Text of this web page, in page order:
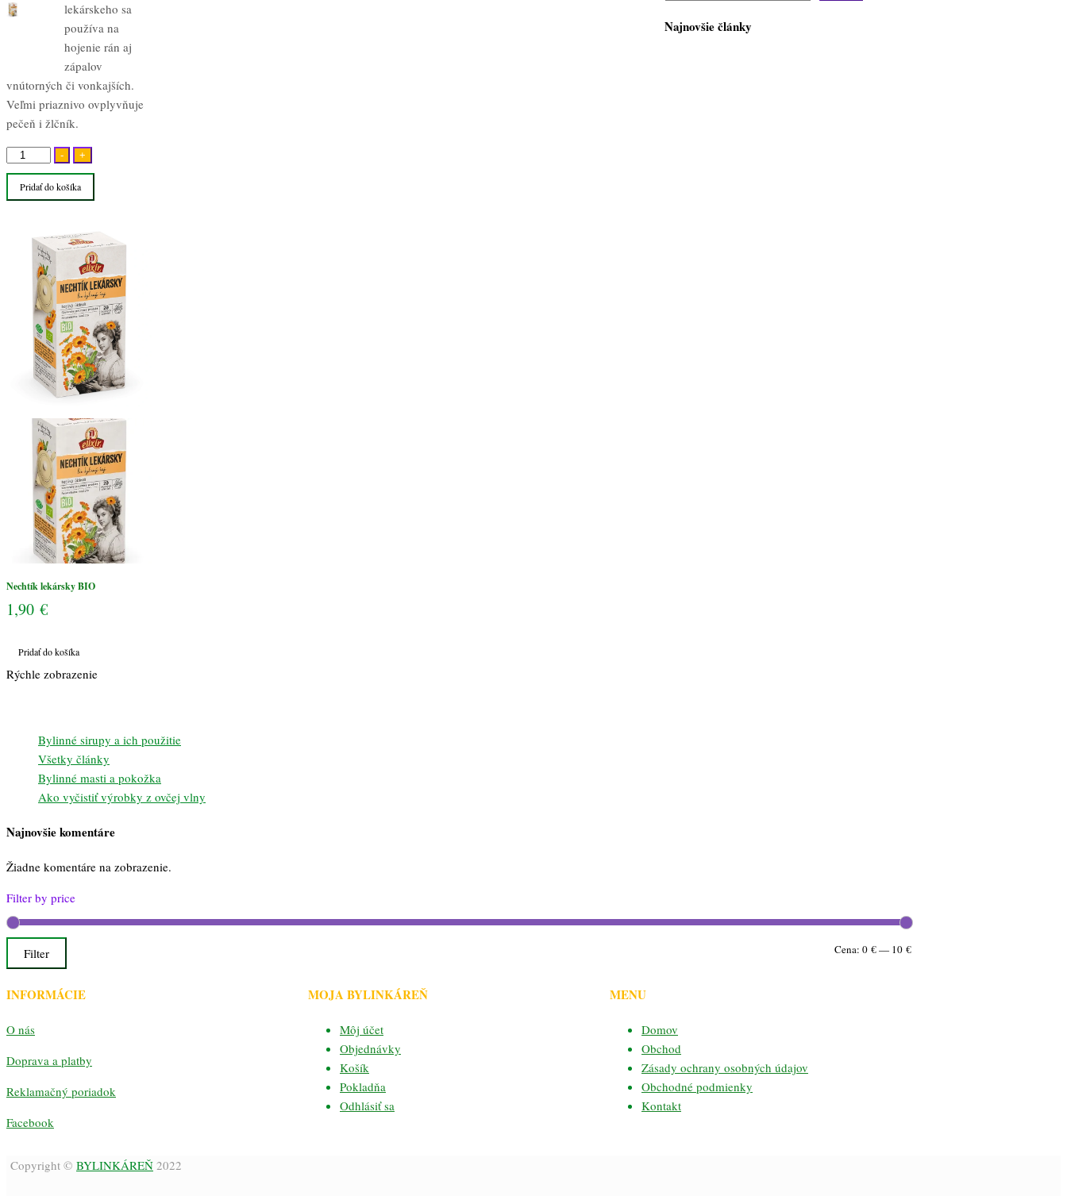
lekárskeho sa
používa na
hojenie rán aj
zápalov
vnútorných či vonkajších.
Veľmi priaznivo ovplyvňuje
pečeň i žlčník.
-
množstvo
Nechtík
lekársky
+
Pridať do košíka
Nechtík lekársky BIO
1,90 €
Pridať do košíka
Rýchle zobrazenie
Najnovšie články
Bylinné sirupy a ich použitie
Všetky články
Bylinné masti a pokožka
Ako vyčistiť výrobky z ovčej vlny
Najnovšie komentáre
Žiadne komentáre na zobrazenie.
Filter by price
Minimálna
Maximálna
Filter Cena: 0 €— 10 €
INFORMÁCIE
O nás
Doprava a platby
Reklamačný poriadok
Facebook
MOJA BYLINKÁREŇ
Môj účet
Objednávky
Košík
Pokladňa
Odhlásiť sa
MENU
Domov
Obchod
Zásady ochrany osobných údajov
Obchodné podmienky
Kontakt
Copyright © BYLINKÁREŇ 2022